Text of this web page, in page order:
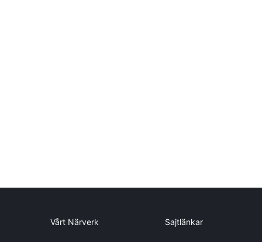
Vårt Närverk Sajtlänkar